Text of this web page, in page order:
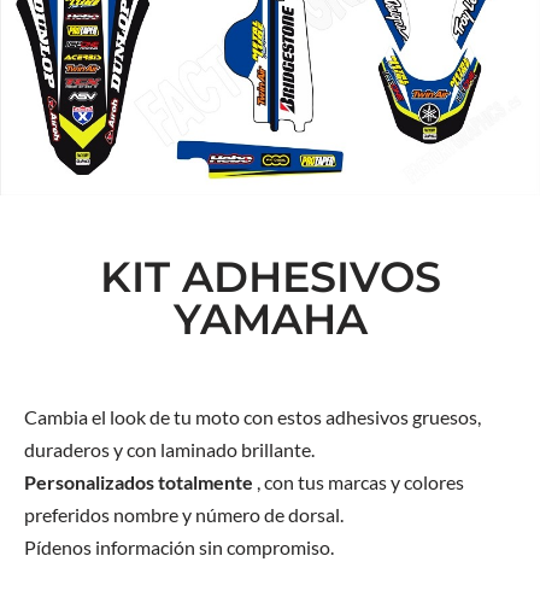
KIT ADHESIVOS
YAMAHA
Cambia el look de tu moto con estos adhesivos gruesos,
duraderos y con laminado brillante.
Personalizados totalmente , con tus marcas y colores
preferidos nombre y número de dorsal.
Pídenos información sin compromiso.